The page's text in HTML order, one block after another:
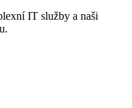
IT služby a naši